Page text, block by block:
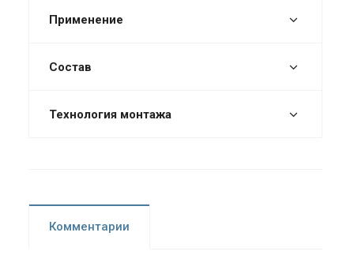
Применение
Состав
Технология монтажа
Комментарии